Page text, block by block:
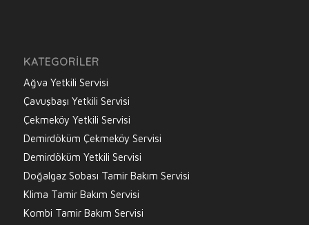
KATEGORILER
Ağva Yetkili Servisi
Çavuşbaşı Yetkili Servisi
Çekmeköy Yetkili Servisi
Demirdöküm Çekmeköy Servisi
Demirdöküm Yetkili Servisi
Doğalgaz Sobası Tamir Bakım Servisi
Klima Tamir Bakım Servisi
Kombi Tamir Bakım Servisi